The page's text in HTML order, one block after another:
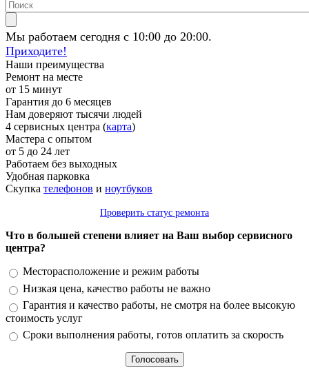
Мы работаем сегодня с 10:00 до 20:00.
Приходите!
Наши преимущества
Ремонт на месте
от 15 минут
Гарантия до 6 месяцев
Нам доверяют тысячи людей
4 сервисных центра (карта)
Мастера с опытом
от 5 до 24 лет
Работаем без выходных
Удобная парковка
Скупка телефонов и ноутбуков
Проверить статус ремонта
Что в большей степени влияет на Ваш выбор сервисного
центра?
Варианты
Месторасположение и режим работы
Низкая цена, качество работы не важно
Гарантия и качество работы, не смотря на более высокую
стоимость услуг
Сроки выполнения работы, готов оплатить за скорость